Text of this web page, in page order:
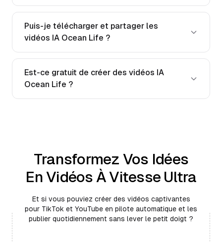
Puis-je télécharger et partager les
vidéos IA Ocean Life ?
Est-ce gratuit de créer des vidéos IA
Ocean Life ?
Transformez Vos Idées
En Vidéos À Vitesse Ultra
Et si vous pouviez créer des vidéos captivantes
pour TikTok et YouTube en pilote automatique et les
publier quotidiennement sans lever le petit doigt ?